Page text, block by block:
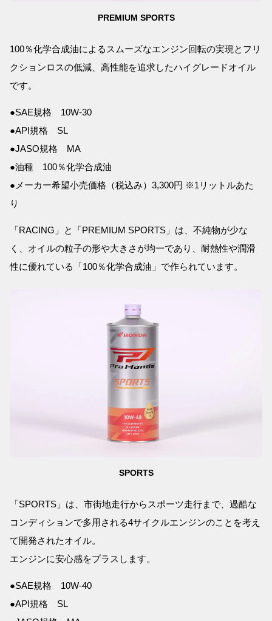
PREMIUM SPORTS
100％化学合成油によるスムーズなエンジン回転の実現とフリ
クションロスの低減、高性能を追求したハイグレードオイル
です。
●SAE規格 10W-30
●API規格 SL
●JASO規格 MA
●油種 100％化学合成油
●メーカー希望小売価格（税込み）3,300円 ※1リットルあた
り
「RACING」と「PREMIUM SPORTS」は、不純物が少な
く、オイルの粒子の形や大きさが均一であり、耐熱性や潤滑
性に優れている「100％化学合成油」で作られています。
SPORTS
「SPORTS」は、市街地走行からスポーツ走行まで、過酷な
コンディションで多用される4サイクルエンジンのことを考え
て開発されたオイル。
エンジンに安心感をプラスします。
●SAE規格 10W-40
●API規格 SL